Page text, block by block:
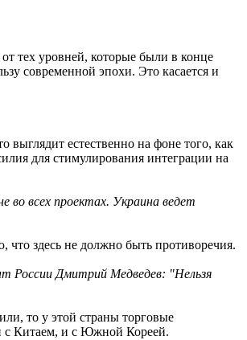
тех уровней, которые были в конце
современной эпохи. Это касается и
естественно на фоне того, как
для стимулирования интеграции на
во всех проектах. Украина ведет
что здесь не должно быть противоречия.
России Дмитрий Медведев: "Нельзя
то у этой страны торговые
с Китаем, и с Южной Кореей.